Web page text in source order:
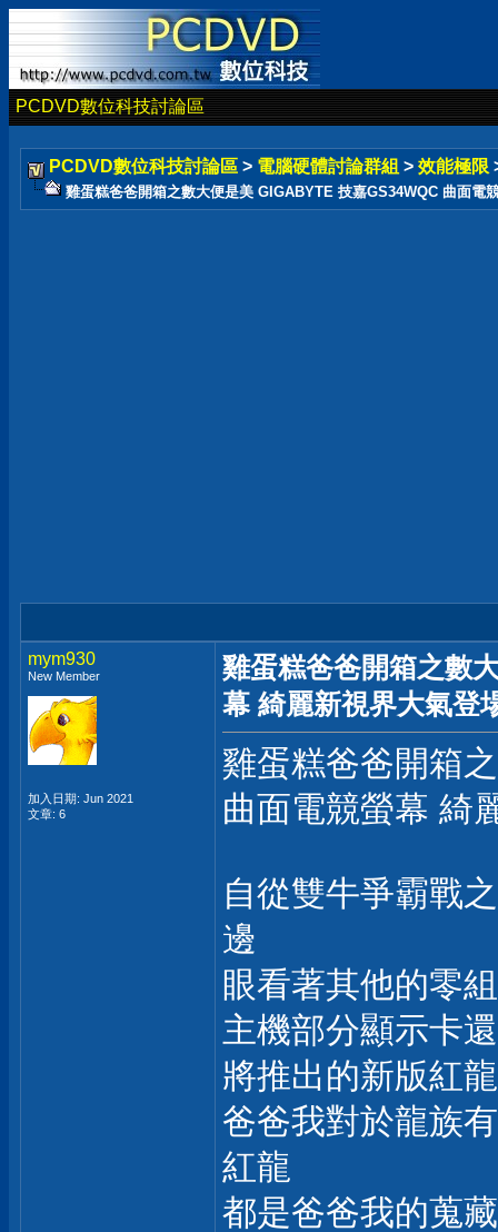
PCDVD數位科技討論區
PCDVD數位科技討論區 > 電腦硬體討論群組 > 效能極限
雞蛋糕爸爸開箱之數大便是美 GIGABYTE 技嘉GS34WQC 曲面電
mym930
New Member
加入日期: Jun 2021
文章: 6
雞蛋糕爸爸開箱之數
幕 綺麗新視界大氣登
雞蛋糕爸爸開箱
曲面電競螢幕 綺
自從雙牛爭霸戰
邊
眼看著其他的零
主機部分顯示卡
將推出的新版紅龍
爸爸我對於龍族
紅龍
都是爸爸我的蒐